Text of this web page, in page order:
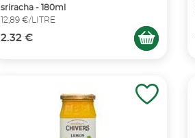
sriracha - 180ml
12,89 €/LITRE
2.32 €